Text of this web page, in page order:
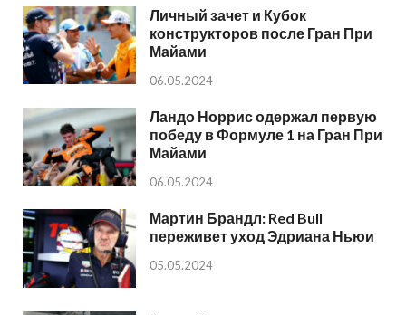
Личный зачет и Кубок
конструкторов после Гран При
Майами
06.05.2024
Ландо Норрис одержал первую
победу в Формуле 1 на Гран При
Майами
06.05.2024
Мартин Брандл: Red Bull
переживет уход Эдриана Ньюи
05.05.2024